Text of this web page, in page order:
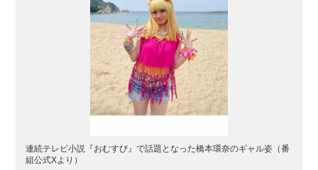
連続テレビ小説『おむすび』で話題となった橋本環奈のギャル姿（番
組公式Xより）